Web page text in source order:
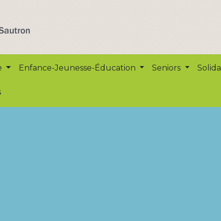
Enfance-Jeunesse-Éducation Seniors